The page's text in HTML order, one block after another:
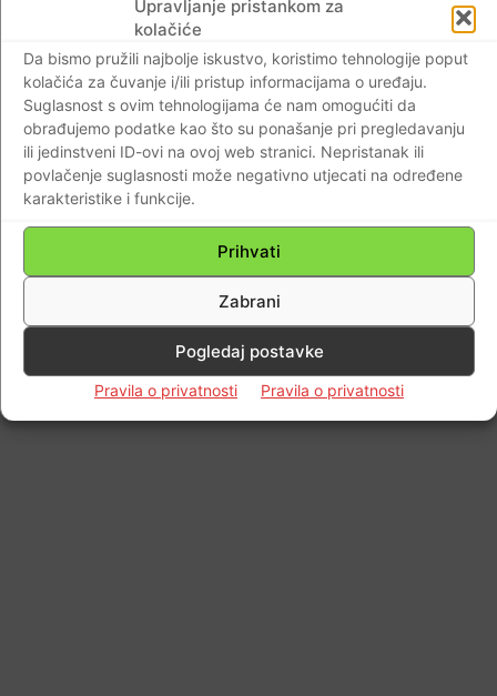
Upravljanje pristankom za
kolačiće
Da bismo pružili najbolje iskustvo, koristimo tehnologije poput
kolačića za čuvanje i/ili pristup informacijama o uređaju.
Suglasnost s ovim tehnologijama će nam omogućiti da
obrađujemo podatke kao što su ponašanje pri pregledavanju
ili jedinstveni ID-ovi na ovoj web stranici. Nepristanak ili
povlačenje suglasnosti može negativno utjecati na određene
karakteristike i funkcije.
Prihvati
Zabrani
Pogledaj postavke
Pravila o privatnosti Pravila o privatnosti
rata…FOTO…
Impressum Kontaktirajte nas Pravila o privatnosti
© Newspaper WordPress Theme by TagDiv